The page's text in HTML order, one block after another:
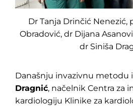
Dr Tanja Drinčić Nenezić,
Obradović, dr Dijana
dr Siniša
Današnju invazivnu metodu
Dragnić, načelnik Centra za
kardiologiju Klinike za